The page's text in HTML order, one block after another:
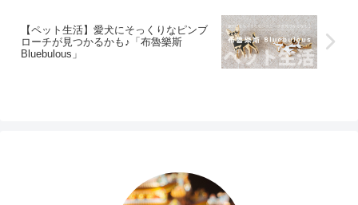
【ペット生活】愛犬にそっくりなピンブ
ローチが見つかるかも♪「布魯樂斯
Bluebulous」